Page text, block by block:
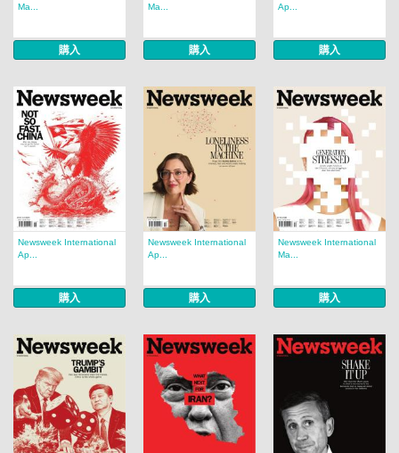
Ma...
購入
Ma...
購入
Ap...
購入
Newsweek International
Ap...
購入
Newsweek International
Ap...
購入
Newsweek International
Ma...
購入